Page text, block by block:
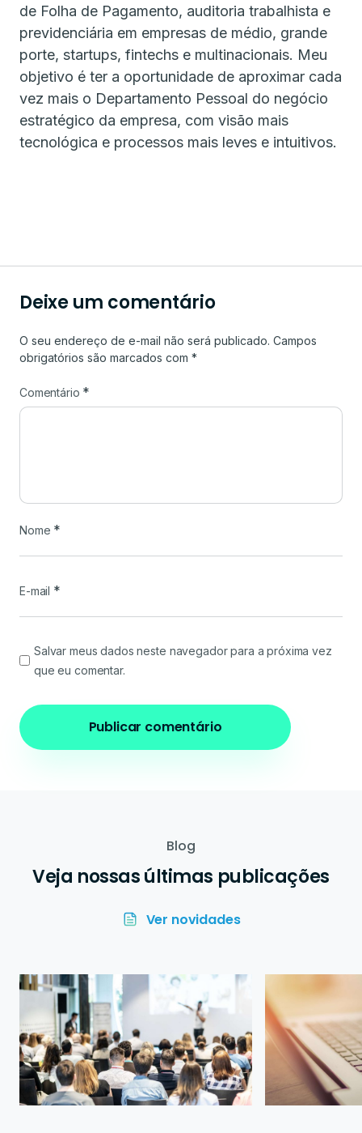
de Folha de Pagamento, auditoria trabalhista e
previdenciária em empresas de médio, grande
porte, startups, fintechs e multinacionais. Meu
objetivo é ter a oportunidade de aproximar cada
vez mais o Departamento Pessoal do negócio
estratégico da empresa, com visão mais
tecnológica e processos mais leves e intuitivos.
Deixe um comentário
O seu endereço de e-mail não será publicado. Campos
obrigatórios são marcados com *
Comentário *
Nome *
E-mail *
Salvar meus dados neste navegador para a próxima vez
que eu comentar.
Blog
Veja nossas últimas publicações
Ver novidades